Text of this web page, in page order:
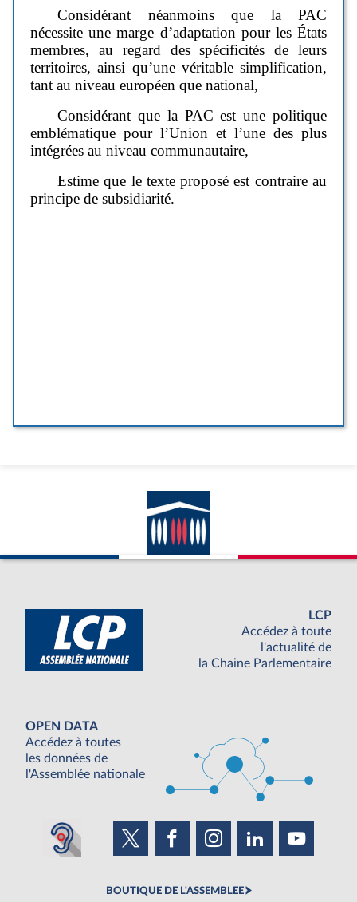
LCP
Accédez à toute
l'actualité de
la Chaine Parlementaire
OPEN DATA
Accédez à toutes
les données de
l'Assemblée nationale
BOUTIQUE DE L'ASSEMBLEE